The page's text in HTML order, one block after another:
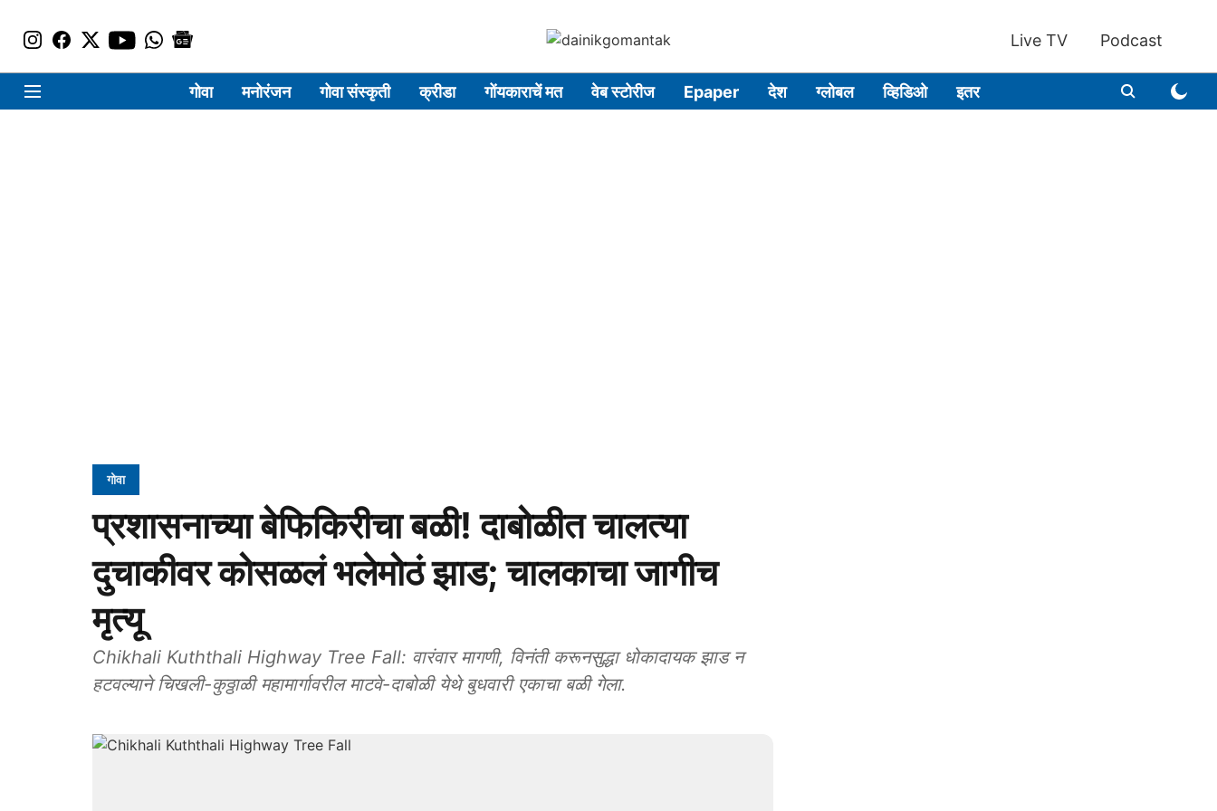
Live TV Podcast
गोवा मनोरंजन गोवा संस्कृती क्रीडा गोंयकाराचें मत वेब स्टोरीज Epaper देश ग्लोबल व्हिडिओ इतर
गोवा
प्रशासनाच्या बेफिकिरीचा बळी! दाबोळीत चालत्या
दुचाकीवर कोसळलं भलेमोठं झाड; चालकाचा जागीच
मृत्यू
Chikhali Kuththali Highway Tree Fall: वारंवार मागणी, विनंती करूनसुद्धा धोकादायक झाड न
हटवल्‍याने चिखली-कुठ्ठाळी महामार्गावरील माटवे-दाबोळी येथे बुधवारी एकाचा बळी गेला.